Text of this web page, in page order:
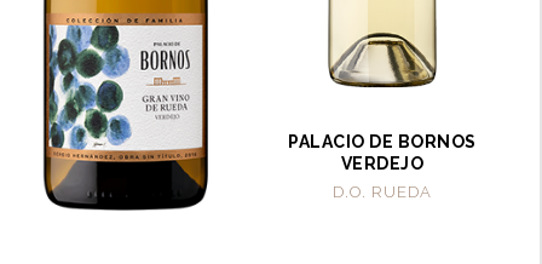
PALACIO DE BORNOS
VERDEJO
D.O. RUEDA